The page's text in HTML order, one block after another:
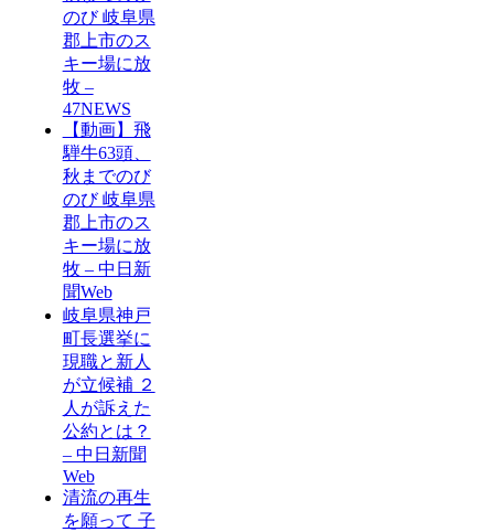
のび 岐阜県
郡上市のス
キー場に放
牧 –
47NEWS
【動画】飛
騨牛63頭、
秋までのび
のび 岐阜県
郡上市のス
キー場に放
牧 – 中日新
聞Web
岐阜県神戸
町長選挙に
現職と新人
が立候補 ２
人が訴えた
公約とは？
– 中日新聞
Web
清流の再生
を願って 子